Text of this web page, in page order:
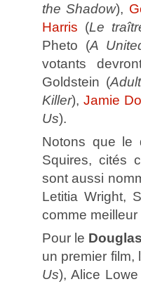
the Shadow),
Harris (Le
Pheto (A
votants
Goldstein (
Killer), Jamie
Us).
Notons que
Squires, cités
sont aussi
Letitia Wright,
comme meilleur
Pour le
un premier film,
Us), Alice